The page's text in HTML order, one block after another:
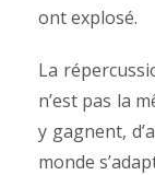
ont explosé.
La
n’est pas la
y gagnent,
monde